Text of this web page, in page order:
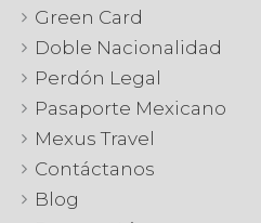
Green Card
Doble Nacionalidad
Perdón Legal
Pasaporte Mexicano
Mexus Travel
Contáctanos
Blog